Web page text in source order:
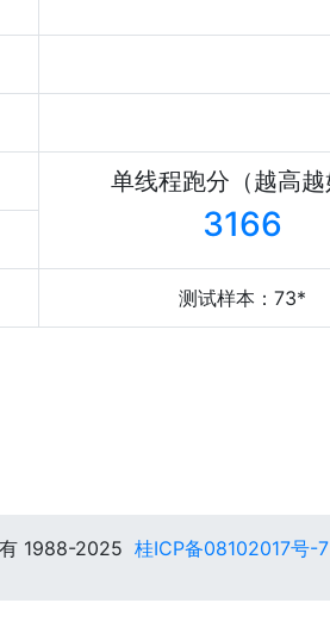
单线程跑分（越高
3166
测试样本：73*
1988-2025 桂ICP备08102017号-7